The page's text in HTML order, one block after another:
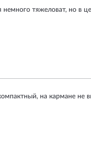
тяжеловат, но в
на кармане не